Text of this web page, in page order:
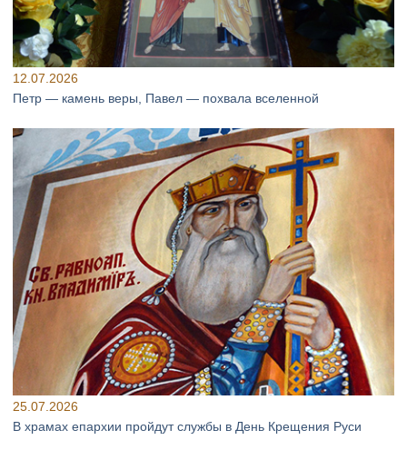
12.07.2026
Петр — камень веры, Павел — похвала вселенной
25.07.2026
В храмах епархии пройдут службы в День Крещения Руси